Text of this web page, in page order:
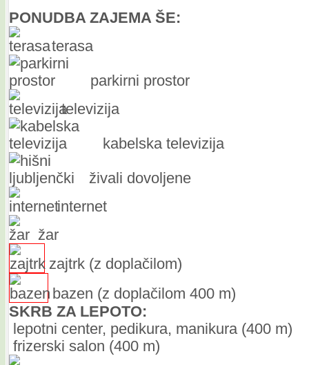
PONUDBA ZAJEMA ŠE:
terasa
parkirni prostor
televizija
kabelska televizija
živali dovoljene
internet
žar
zajtrk (z doplačilom)
bazen (z doplačilom 400 m)
SKRB ZA LEPOTO:
lepotni center, pedikura, manikura (400 m)
frizerski salon (400 m)